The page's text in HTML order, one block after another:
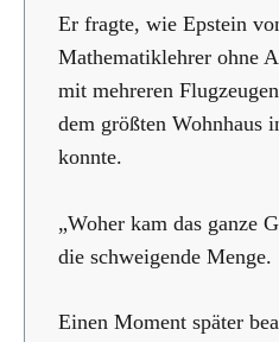
Er fragte, wie Epstein
Mathematiklehrer ohne
mit mehreren
dem größten Wohnhaus
konnte.
„Woher kam das ganze
die schweigende Menge.
Einen Moment später